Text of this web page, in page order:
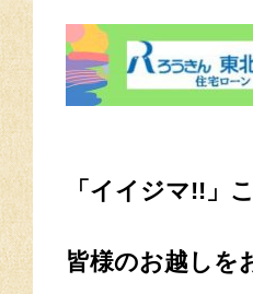
「イイジマ!!」
皆様のお越しを